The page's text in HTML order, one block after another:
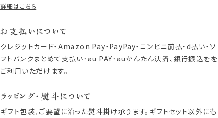
詳細はこちら
お支払いについて
クレジットカード・Amazon Pay・PayPay・コンビニ前払・d払い・ソ
フトバンクまとめて支払い・au PAY・auかんたん決済、銀行振込をを
ご利用いただけます。
ラッピング・熨斗について
ギフト包装、ご要望に沿った熨斗掛け承ります。ギフトセット以外にも